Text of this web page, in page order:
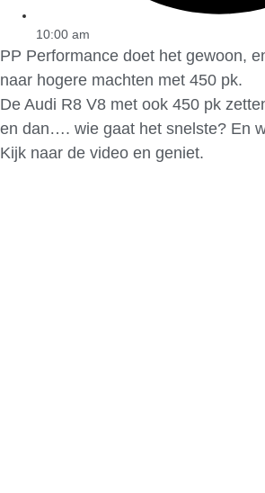
10:00 am
PP Performance doet het gewoon,
naar hogere machten met 450 pk.
De Audi R8 V8 met ook 450 pk
en dan…. wie gaat het snelste? En
Kijk naar de video en geniet.